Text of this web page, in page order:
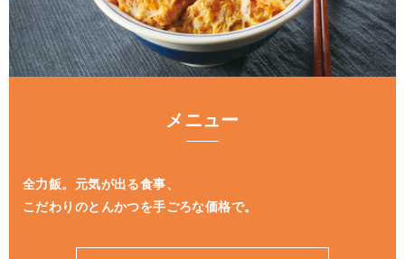
メニュー
全力飯。元気が出る食事、
こだわりのとんかつを手ごろな価格で。